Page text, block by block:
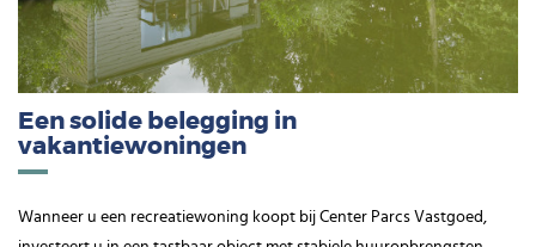
Een solide belegging in
vakantiewoningen
Wanneer u een recreatiewoning koopt bij Center Parcs Vastgoed,